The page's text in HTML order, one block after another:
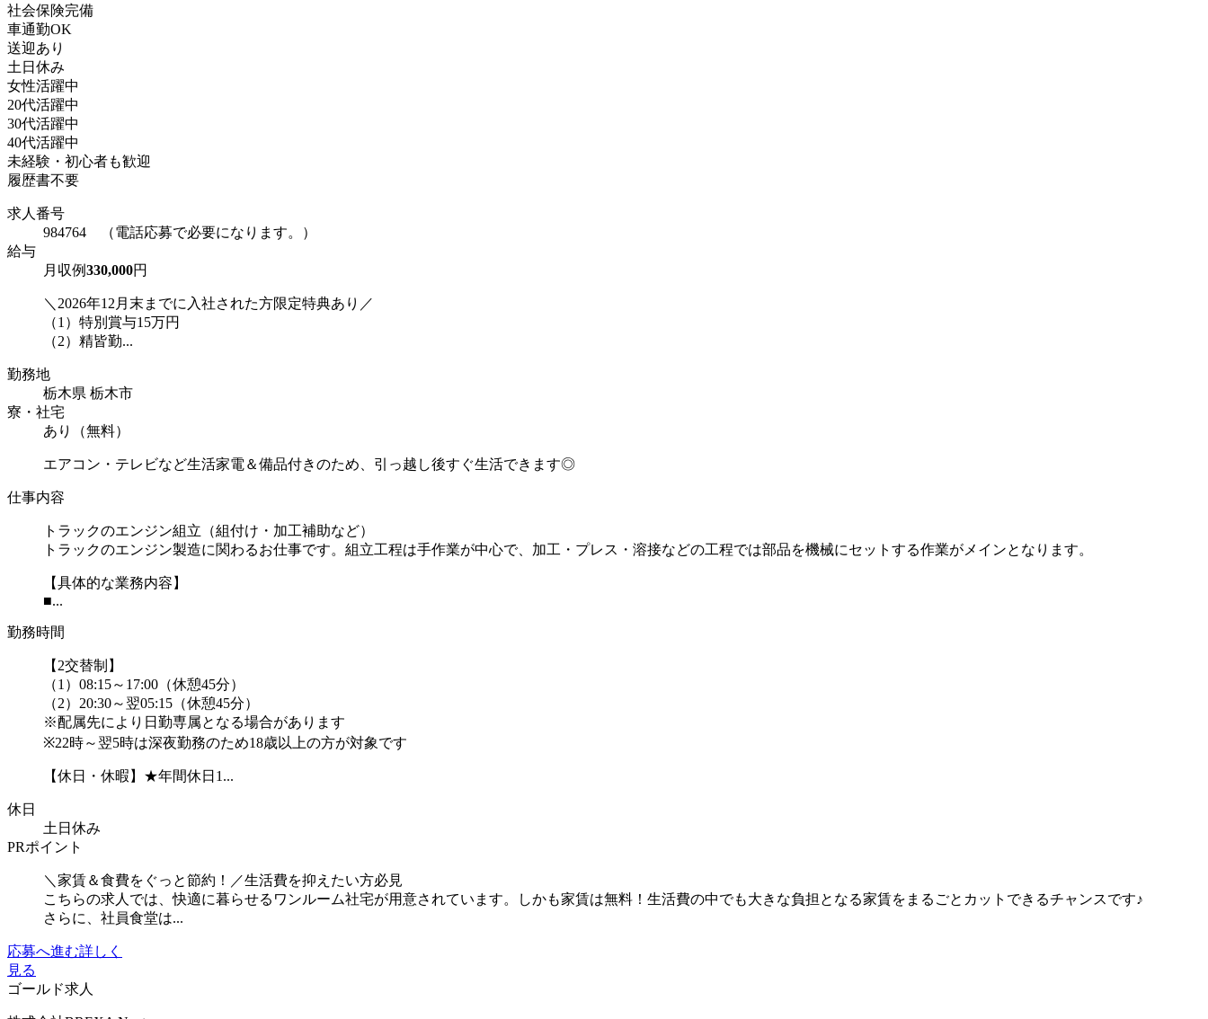
社会保険完備
車通勤OK
送迎あり
土日休み
女性活躍中
20代活躍中
30代活躍中
40代活躍中
未経験・初心者も歓迎
履歴書不要
求人番号
984764 （電話応募で必要になります。）
給与
月収例330,000円
＼2026年12月末までに入社された方限定特典あり／
（1）特別賞与15万円
（2）精皆勤...
勤務地
栃木県 栃木市
寮・社宅
あり（無料）
エアコン・テレビなど生活家電＆備品付きのため、引っ越し後すぐ生活できます◎
仕事内容
トラックのエンジン組立（組付け・加工補助など）
トラックのエンジン製造に関わるお仕事です。組立工程は手作業が中心で、加工・プレス・溶接などの工程では部品を機械にセットする作業がメインとなります。
【具体的な業務内容】
■...
勤務時間
【2交替制】
（1）08:15～17:00（休憩45分）
（2）20:30～翌05:15（休憩45分）
※配属先により日勤専属となる場合があります
※22時～翌5時は深夜勤務のため18歳以上の方が対象です
【休日・休暇】★年間休日1...
休日
土日休み
PRポイント
＼家賃＆食費をぐっと節約！／生活費を抑えたい方必見
こちらの求人では、快適に暮らせるワンルーム社宅が用意されています。しかも家賃は無料！生活費の中でも大きな負担となる家賃をまるごとカットできるチャンスです♪
さらに、社員食堂は...
応募へ進む詳しく
見る
ゴールド求人